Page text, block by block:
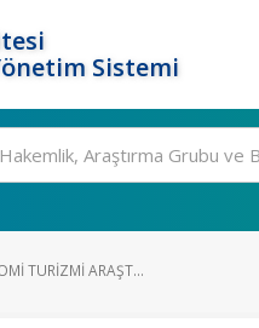
Sistemi
TURİZMİ ARAŞT...